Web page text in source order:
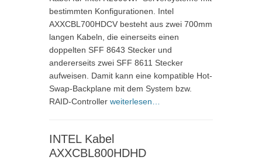
bestimmten Konfigurationen. Intel
AXXCBL700HDCV besteht aus zwei 700mm
langen Kabeln, die einerseits einen
doppelten SFF 8643 Stecker und
andererseits zwei SFF 8611 Stecker
aufweisen. Damit kann eine kompatible Hot-
Swap-Backplane mit dem System bzw.
RAID-Controller weiterlesen…
INTEL Kabel
AXXCBL800HDHD